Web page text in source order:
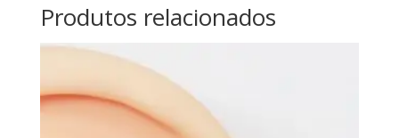
Produtos relacionados